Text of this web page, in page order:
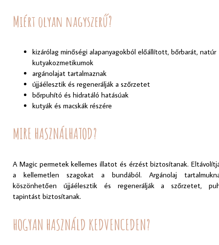
Miért olyan nagyszerű?
kizárólag minőségi alapanyagokból előállított, bőrbarát, natúr
kutyakozmetikumok
argánolajat tartalmaznak
újjáélesztik és regenerálják a szőrzetet
bőrpuhító és hidratáló hatásúak
kutyák és macskák részére
MIRE HASZNÁLHATOD?
A Magic permetek kellemes illatot és érzést biztosítanak.
a kellemetlen szagokat a bundából. Argánolaj
köszönhetően újjáélesztik és regenerálják a szőrzetet,
tapintást biztosítanak.
HOGYAN HASZNÁLD KEDVENCEDEN?